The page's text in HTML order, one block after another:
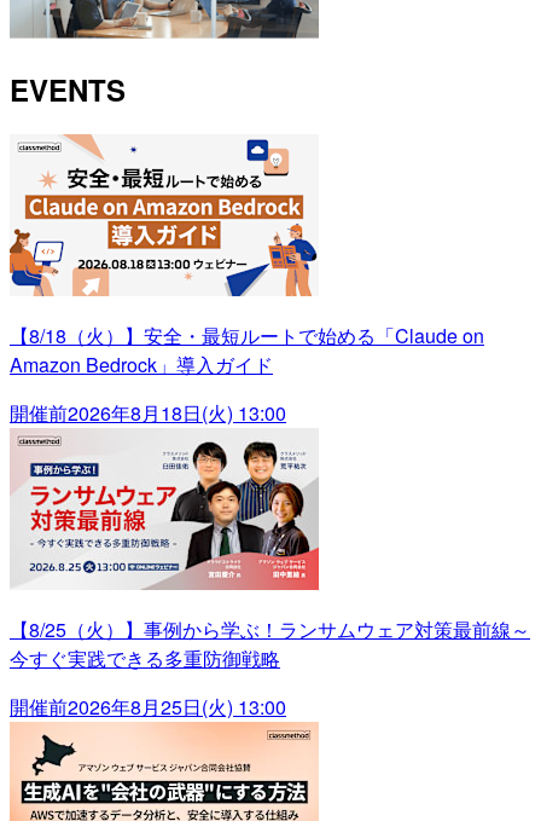
EVENTS
【8/18（火）】安全・最短ルートで始める「Claude on
Amazon Bedrock」導入ガイド
開催前2026年8月18日(火) 13:00
【8/25（火）】事例から学ぶ！ランサムウェア対策最前線～
今すぐ実践できる多重防御戦略
開催前2026年8月25日(火) 13:00